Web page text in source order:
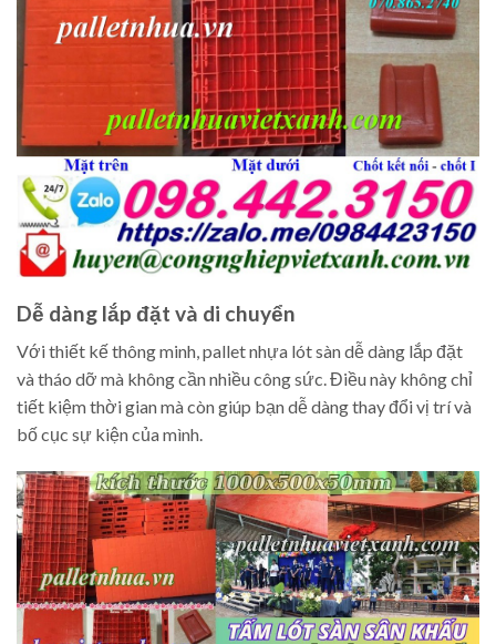
Dễ dàng lắp đặt và di chuyển
Với thiết kế thông minh, pallet nhựa lót sàn dễ dàng lắp đặt
và tháo dỡ mà không cần nhiều công sức. Điều này không chỉ
tiết kiệm thời gian mà còn giúp bạn dễ dàng thay đổi vị trí và
bố cục sự kiện của mình.